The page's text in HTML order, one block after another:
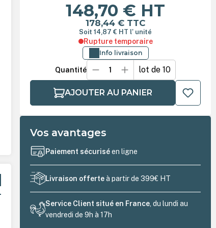
148,70 € HT
178,44 € TTC
Soit 14,87 € HT l' unité
Rupture temporaire
Info livraison
Quantité lot de 10
AJOUTER AU PANIER
Vos avantages
Paiement sécuriséen ligne
Livraison offerteà partir de 399€ HT
Service Client situé en France , du lundi au
vendredi de 9h à 17h